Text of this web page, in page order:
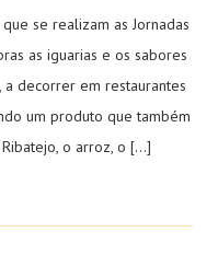
se realizam as Jornadas
as iguarias e os sabores
decorrer em restaurantes
um produto que também
o arroz, o […]